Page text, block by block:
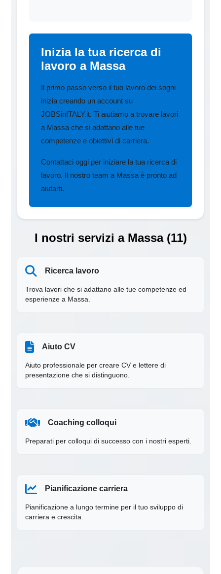
Inizia la tua ricerca di
lavoro a Massa
Il primo passo verso il tuo lavoro dei sogni
inizia creando un account su
JOBSinITALY.it. Ti aiutiamo a trovare lavori
a Massa che si adattano alle tue
competenze e obiettivi di carriera.
Contattaci oggi per iniziare la tua ricerca di
lavoro. Il nostro team a Massa è pronto ad
aiutarti.
I nostri servizi a Massa (11)
Ricerca lavoro
Trova lavori che si adattano alle tue competenze ed
esperienze a Massa.
Aiuto CV
Aiuto professionale per creare CV e lettere di
presentazione che si distinguono.
Coaching colloqui
Preparati per colloqui di successo con i nostri esperti.
Pianificazione carriera
Pianificazione a lungo termine per il tuo sviluppo di
carriera e crescita.